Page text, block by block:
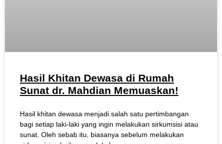
Hasil Khitan Dewasa di Rumah
Sunat dr. Mahdian Memuaskan!
Hasil khitan dewasa menjadi salah satu pertimbangan
bagi setiap laki-laki yang ingin melakukan sirkumsisi atau
sunat. Oleh sebab itu, biasanya sebelum melakukan